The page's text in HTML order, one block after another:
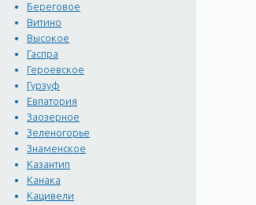
Береговое
Витино
Высокое
Гаспра
Героевское
Гурзуф
Евпатория
Заозерное
Зеленогорье
Знаменское
Казантип
Канака
Кацивели